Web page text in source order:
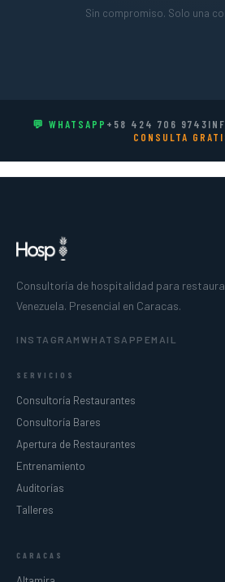
Sin compromiso. Solo una
💬 WHATSAPP +58 424 706 9743
CONSULTA
Consultoría de hospitalidad para
Venezuela. Presencial en Caracas.
INSTAGRAM WHATSAPP EMAIL
SERVICIOS
Consultoría Restaurantes
Consultoría Bares
Apertura de Restaurantes
Entrenamiento
Auditorías
Talleres
CARACAS